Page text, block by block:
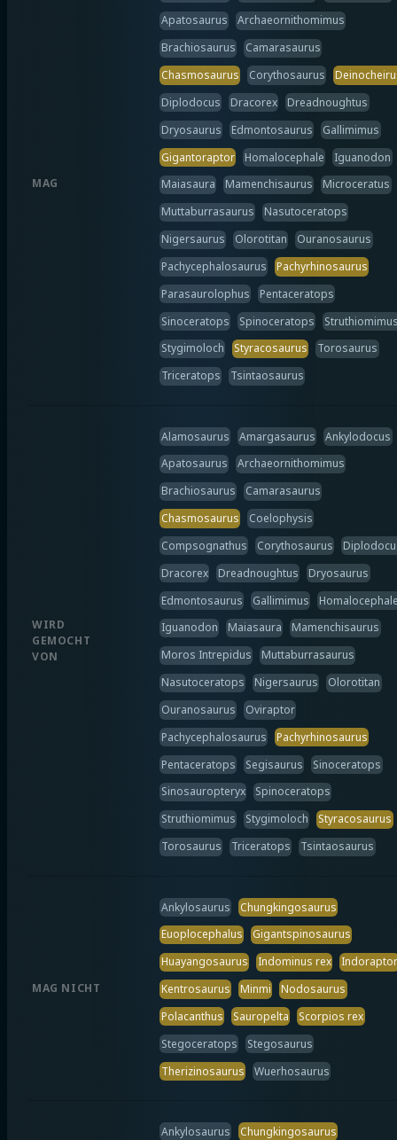
MAG
Apatosaurus
Archaeornithomimus
Brachiosaurus
Camarasaurus
Chasmosaurus
Corythosaurus
Diplodocus
Dracorex
Dreadnoughtus
Dryosaurus
Edmontosaurus
Gallimimus
Gigantoraptor
Homalocephale
Iguanodon
Maiasaura
Mamenchisaurus
Microceratus
Muttaburrasaurus
Nasutoceratops
Nigersaurus
Olorotitan
Ouranosaurus
Pachycephalosaurus
Pachyrhinosaurus
Parasaurolophus
Pentaceratops
Sinoceratops
Spinoceratops
Stygimoloch
Styracosaurus
Torosaurus
Triceratops
Tsintaosaurus
WIRD
GEMOCHT
VON
Alamosaurus Amargasaurus
Ankylodocus
Apatosaurus
Archaeornithomimus
Brachiosaurus
Camarasaurus
Chasmosaurus
Coelophysis
Compsognathus
Corythosaurus
Dracorex
Dreadnoughtus
Dryosaurus
Edmontosaurus
Gallimimus
Iguanodon
Maiasaura
Mamenchisaurus
Moros Intrepidus
Muttaburrasaurus
Nasutoceratops
Nigersaurus
Olorotitan
Ouranosaurus
Oviraptor
Pachycephalosaurus
Pachyrhinosaurus
Pentaceratops
Segisaurus
Sinoceratops
Sinosauropteryx
Spinoceratops
Struthiomimus
Stygimoloch
Styracosaurus
Torosaurus
Triceratops Tsintaosaurus
MAG NICHT
Ankylosaurus
Chungkingosaurus
Euoplocephalus
Gigantspinosaurus
Huayangosaurus
Indominus rex
Indoraptor
Kentrosaurus
Minmi
Nodosaurus
Polacanthus
Sauropelta
Scorpios rex
Stegoceratops
Stegosaurus
Therizinosaurus
Wuerhosaurus
Ankylosaurus
Chungkingosaurus